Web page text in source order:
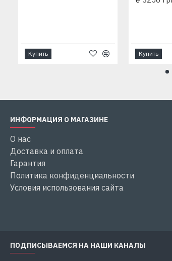
Купить Купить
ИНФОРМАЦИЯ О МАГАЗИНЕ
О нас
Доставка и оплата
Гарантия
Политика конфиденциальности
Условия использования сайта
ПОДПИСЫВАЕМСЯ НА НАШИ КАНАЛЫ